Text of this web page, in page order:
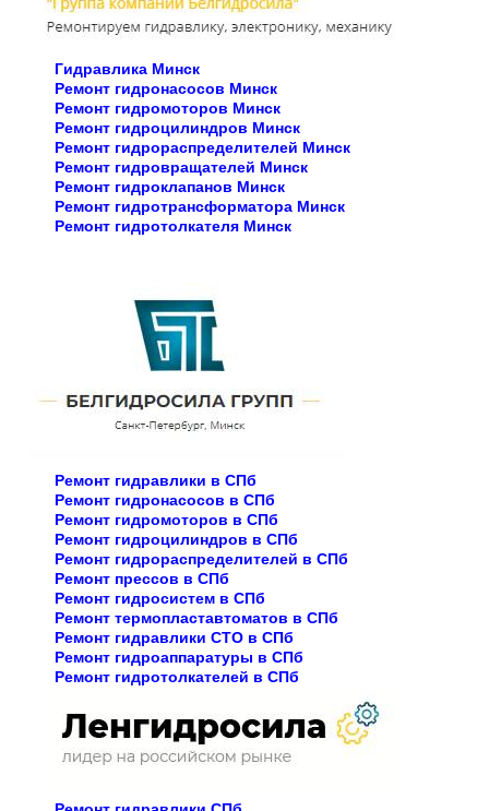
Гидравлика Минск
Ремонт гидронасосов Минск
Ремонт гидромоторов Минск
Ремонт гидроцилиндров Минск
Ремонт гидрораспределителей Минск
Ремонт гидровращателей Минск
Ремонт гидроклапанов Минск
Ремонт гидротрансформатора Минск
Ремонт гидротолкателя Минск
Ремонт гидравлики в СПб
Ремонт гидронасосов в СПб
Ремонт гидромоторов в СПб
Ремонт гидроцилиндров в СПб
Ремонт гидрораспределителей в СПб
Ремонт прессов в СПб
Ремонт гидросистем в СПб
Ремонт термопластавтоматов в СПб
Ремонт гидравлики СТО в СПб
Ремонт гидроаппаратуры в СПб
Ремонт гидротолкателей в СПб